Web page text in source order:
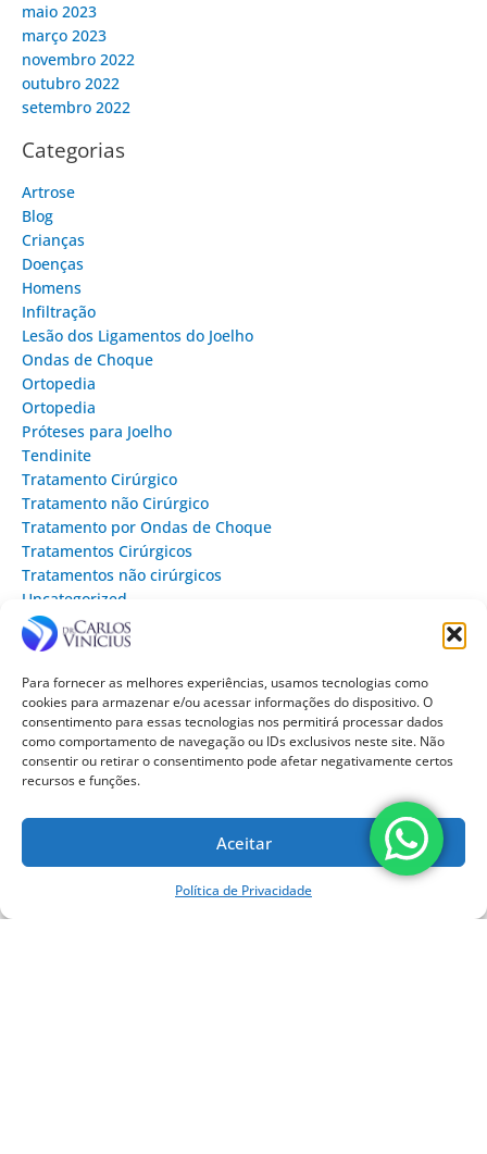
Para fornecer as melhores experiências, usamos tecnologias como
cookies para armazenar e/ou acessar informações do dispositivo. O
consentimento para essas tecnologias nos permitirá processar dados
como comportamento de navegação ou IDs exclusivos neste site. Não
consentir ou retirar o consentimento pode afetar negativamente certos
recursos e funções.
Aceitar
Política de Privacidade
maio 2023
março 2023
novembro 2022
outubro 2022
setembro 2022
Categorias
Artrose
Blog
Crianças
Doenças
Homens
Infiltração
Lesão dos Ligamentos do Joelho
Ondas de Choque
Ortopedia
Ortopedia
Próteses para Joelho
Tendinite
Tratamento Cirúrgico
Tratamento não Cirúrgico
Tratamento por Ondas de Choque
Tratamentos Cirúrgicos
Tratamentos não cirúrgicos
Uncategorized
do Joelho | CRM-SP
140.189 | TEOT 13.130
Doutor em Ciências da
Cirurgia pela UNICAMP,
Clínica pela Harvard